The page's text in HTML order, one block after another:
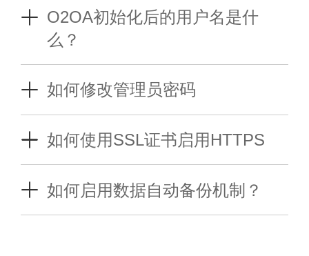
台的服务器上很可能已经启用了IIS、apa
che或者nginx等服务器，已经有其他的应
用或者web站点正在运行中，所以O2OA
启动所需要的80端口很可能已经被占用，
导致服务启动时造成端口冲突无法正常启
冲突问题。请参考以下文档：
服务器配置与管理-服务器端口冲突和端口
O2OA初始化后的用户名是什
么？
O2OA开发平台并不限制组织架构和注册
用户数量，也允许在系统中配置新用户的
密码生成策略。在新部署的O2OA开发平
认的用户密码为：“手机号码后6位”。
修改用户密码策略请参考：
系统安全-用户密码初始化规则的设定
如何修改管理员密码
平台]内置了一个登录账号为xadmin的超
级管理员，此管理员信息未添加到组织结
用命令，系统配置或者修改配置文件。
如何使用SSL证书启用HTTPS
O2OA(翱途)开发平台[下称O2OA开发平
台或者O2OA]支持以SSL方式连接WEB服
务器，应用服务器以及中心服务器支持启
如何启用数据自动备份机制？
O2OA提供平台数据导出导入的数据迁移